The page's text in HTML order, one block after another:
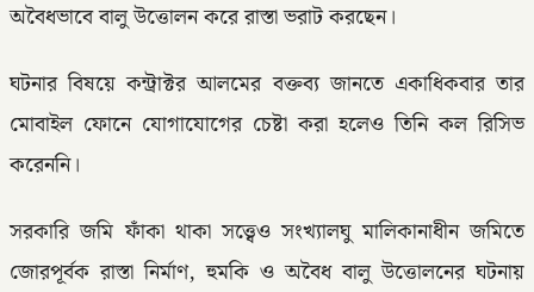
অবৈধভাবে বালু উত্তোলন করে রাস্তা ভরাট করছেন।
ঘটনার বিষয়ে কন্ট্রাক্টর আলমের বক্তব্য জানতে একাধিকবার তার
মোবাইল ফোনে যোগাযোগের চেষ্টা করা হলেও তিনি কল রিসিভ
করেননি।
সরকারি জমি ফাঁকা থাকা সত্ত্বেও সংখ্যালঘু মালিকানাধীন জমিতে
জোরপূর্বক রাস্তা নির্মাণ, হুমকি ও অবৈধ বালু উত্তোলনের ঘটনায়